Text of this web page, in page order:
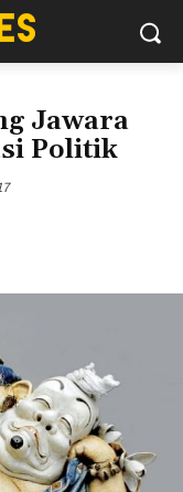
Jawara
Politik